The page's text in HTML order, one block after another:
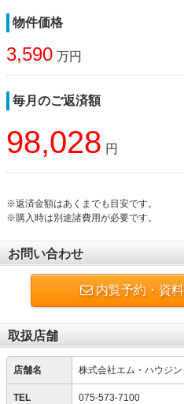
物件価格
3,590 万円
毎月のご返済額
98,028 円
※返済金額はあくまでも目安です。
※購入時は別途諸費用が必要です。
お問い合わせ
内覧予約・資
取扱店舗
店舗名 株式会社エム・ハウジ
TEL 075-573-7100